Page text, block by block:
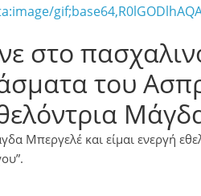
στο
του
Μπεργελέ και είμαι ενεργή